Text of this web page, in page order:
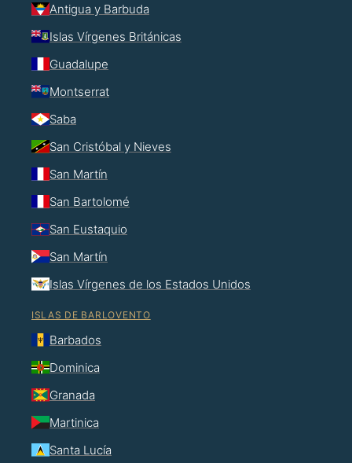
Antigua y Barbuda
Islas Vírgenes Británicas
Guadalupe
Montserrat
Saba
San Cristóbal y Nieves
San Martín
San Bartolomé
San Eustaquio
San Martín
Islas Vírgenes de los Estados Unidos
ISLAS DE BARLOVENTO
Barbados
Dominica
Granada
Martinica
Santa Lucía